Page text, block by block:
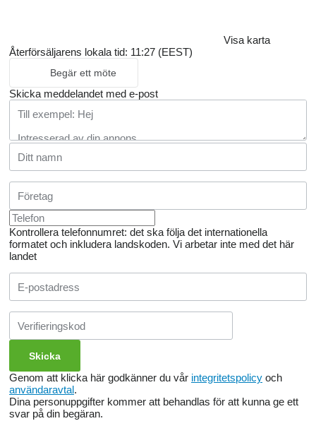
Visa karta
Återförsäljarens lokala tid: 11:27 (EEST)
Begär ett möte
Skicka meddelandet med e-post
Kontrollera telefonnumret: det ska följa det internationella
formatet och inkludera landskoden. Vi arbetar inte med det här
landet
Genom att klicka här godkänner du vår integritetspolicy och
användaravtal.
Dina personuppgifter kommer att behandlas för att kunna ge ett
svar på din begäran.